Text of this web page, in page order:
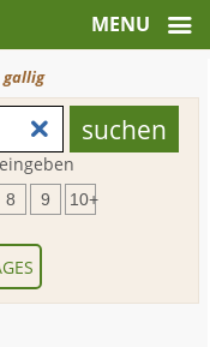
gallig
8 9 10+